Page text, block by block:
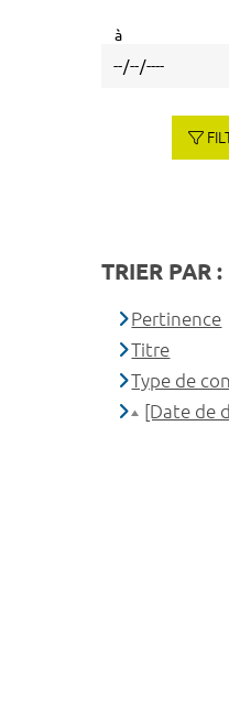
à
TRIER PAR :
Pertinence
Titre
Type de
[Date de